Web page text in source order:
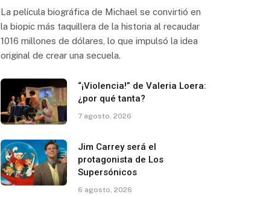
La película biográfica de Michael se convirtió en
la biopic más taquillera de la historia al recaudar
1016 millones de dólares, lo que impulsó la idea
original de crear una secuela.
“¡Violencia!” de Valeria Loera:
¿por qué tanta?
7 agosto, 2026
Jim Carrey será el
protagonista de Los
Supersónicos
6 agosto, 2026